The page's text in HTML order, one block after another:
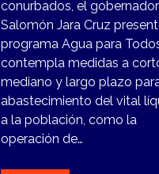
conurbados, el gobernador
Salomón Jara Cruz
programa Agua para
contempla medidas a
mediano y largo plazo
abastecimiento del vital
a la población, como la
operación de…